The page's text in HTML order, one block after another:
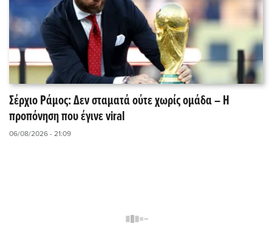
Σέρχιο Ράμος: Δεν σταματά ούτε χωρίς ομάδα – Η
προπόνηση που έγινε viral
06/08/2026 - 21:09